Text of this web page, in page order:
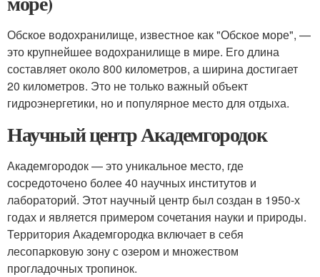
Обское водохранилище, известное как "Обское море", —
это крупнейшее водохранилище в мире. Его длина
составляет около 800 километров, а ширина достигает
20 километров. Это не только важный объект
гидроэнергетики, но и популярное место для отдыха.
Научный центр Академгородок
Академгородок — это уникальное место, где
сосредоточено более 40 научных институтов и
лабораторий. Этот научный центр был создан в 1950-х
годах и является примером сочетания науки и природы.
Территория Академгородка включает в себя
лесопарковую зону с озером и множеством
прогладочных тропинок.